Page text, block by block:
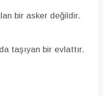
bir asker değildir.
taşıyan bir evlattır.